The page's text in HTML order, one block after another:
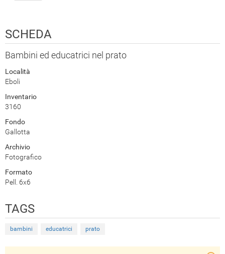
SCHEDA
Bambini ed educatrici nel prato
Località
Eboli
Inventario
3160
Fondo
Gallotta
Archivio
Fotografico
Formato
Pell. 6x6
TAGS
bambini educatrici prato